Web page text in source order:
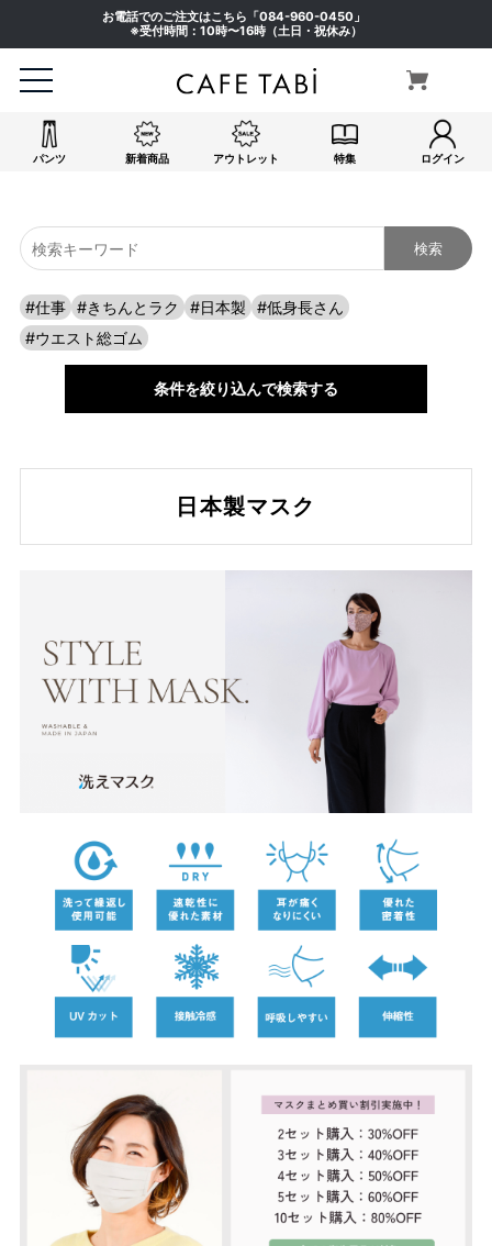
お電話でのご注文はこちら「084-960-0450 」
※受付時間：10時〜16時（土日・祝休み）
パンツ 新着商品 アウトレット 特集 ログイン
#仕事 #きちんとラク #日本製
#低身長さん
#ウエスト総ゴム
条件を絞り込んで検索する
日本製マスク
価格
日本製
クーポン対象
まとめ割
アウトレット
サイズ
指定なし
S(61)
L(67)
LL(70)
3L(73)
4L(76)
F